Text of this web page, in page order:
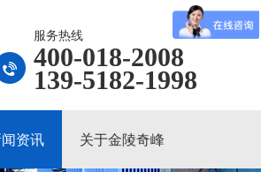
服务热线
400-018-2008
139-5182-1998
资讯 关于金陵奇峰